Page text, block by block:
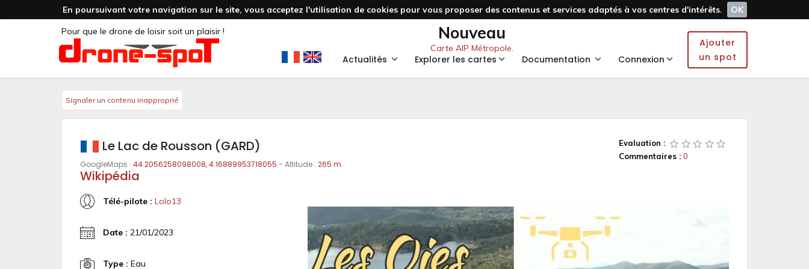
En poursuivant votre navigation sur le site, vous acceptez l'utilisation de cookies pour vous proposer des contenus et services adaptés à vos centres d'intérêts.
OK
Pour que le drone de loisir soit un plaisir !
Nouveau
Carte AIP Métropole.
Actualités Explorer les cartes Documentation Connexion
Ajouter
un spot
Signaler un contenu inapproprié
Evaluation :
Commentaires : 0
Le Lac de Rousson (GARD)
GoogleMaps : 44.2056258098008, 4.16889953718055 - Altitude : 265 m.
Wikipédia
Télé-pilote : Lolo13
Date : 21/01/2023
Type : Eau